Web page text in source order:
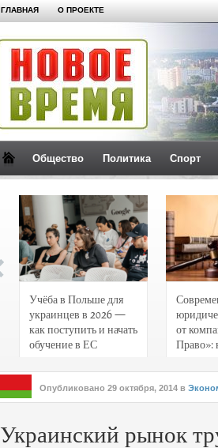
ГЛАВНАЯ О ПРОЕКТЕ
Общество Политика Спорт
Учёба в Польше для
украинцев в 2026 —
как поступить и начать
обучение в ЕС
от
Право»:
Опубликовано 29 октября, 2014 в
Украинский рынок